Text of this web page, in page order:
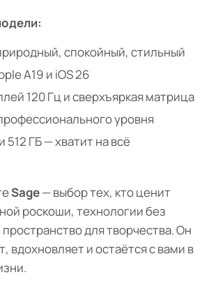
спокойный, стильный
A19 и iOS 26
120 Гц и сверхъяркая матрица
уровня
ГБ — хватит на всё
Sage— выбор тех, кто ценит
роскоши, технологии без
для творчества. Он
вдохновляет и остаётся с вами в